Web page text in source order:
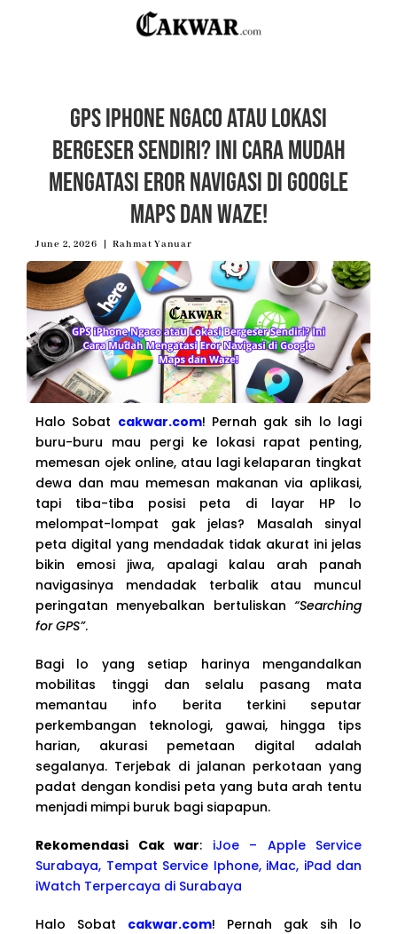
GPS iPhone Ngaco atau Lokasi
Bergeser Sendiri? Ini Cara Mudah
Mengatasi Eror Navigasi di Google
Maps dan Waze!
June 2, 2026 Rahmat Yanuar
Halo Sobat cakwar.com! Pernah gak sih lo lagi
buru-buru mau pergi ke lokasi rapat penting,
memesan ojek online, atau lagi kelaparan tingkat
dewa dan mau memesan makanan via aplikasi,
tapi tiba-tiba posisi peta di layar HP lo
melompat-lompat gak jelas? Masalah sinyal
peta digital yang mendadak tidak akurat ini jelas
bikin emosi jiwa, apalagi kalau arah panah
navigasinya mendadak terbalik atau muncul
peringatan menyebalkan bertuliskan “Searching
for GPS”.
Bagi lo yang setiap harinya mengandalkan
mobilitas tinggi dan selalu pasang mata
memantau info berita terkini seputar
perkembangan teknologi, gawai, hingga tips
harian, akurasi pemetaan digital adalah
segalanya. Terjebak di jalanan perkotaan yang
padat dengan kondisi peta yang buta arah tentu
menjadi mimpi buruk bagi siapapun.
Rekomendasi Cak war: iJoe – Apple Service
Surabaya, Tempat Service Iphone, iMac, iPad dan
iWatch Terpercaya di Surabaya
Halo Sobat cakwar.com! Pernah gak sih lo